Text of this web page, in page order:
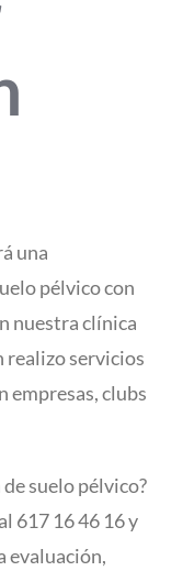
una
pélvico con
nuestra clínica
realizo servicios
empresas, clubs
suelo pélvico?
617 16 46 16 y
evaluación,